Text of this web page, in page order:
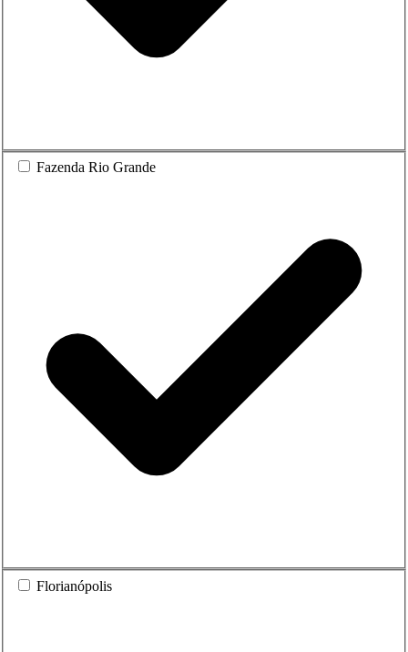
Fazenda Rio Grande
Florianópolis